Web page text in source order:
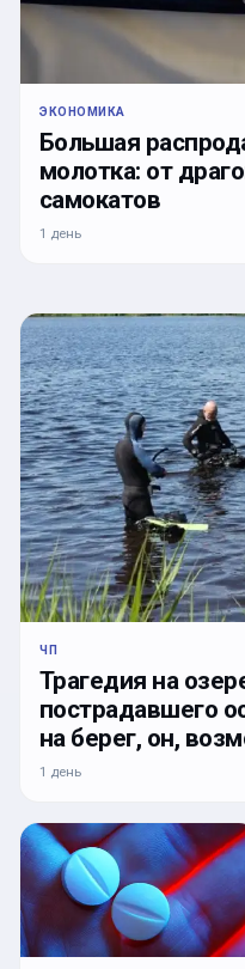
ЭКОНОМИКА
Большая
молотка: от
самокатов
1 день
ЧП
Трагедия на
пострадавшего
на берег, он,
1 день